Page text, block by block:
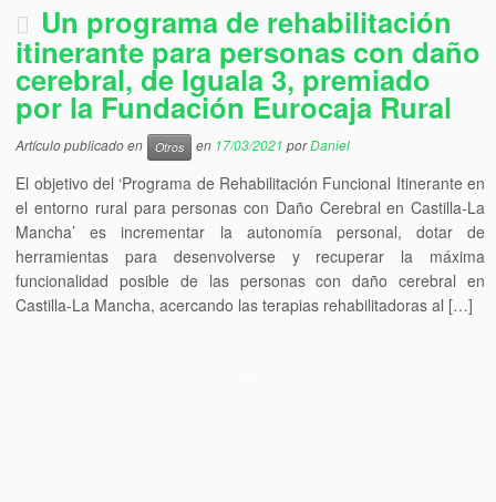
Un programa de rehabilitación
itinerante para personas con daño
cerebral, de Iguala 3, premiado
por la Fundación Eurocaja Rural
Artículo publicado en Otros en 17/03/2021 porDaniel
El objetivo del ‘Programa de Rehabilitación Funcional Itinerante en
el entorno rural para personas con Daño Cerebral en Castilla-La
Mancha’ es incrementar la autonomía personal, dotar de
herramientas para desenvolverse y recuperar la máxima
funcionalidad posible de las personas con daño cerebral en
Castilla-La Mancha, acercando las terapias rehabilitadoras al […]